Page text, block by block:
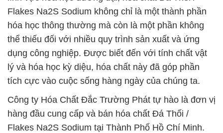
Flakes Na2S Sodium không chỉ là một thành phần
hóa học thông thường mà còn là một phần không
thể thiếu đối với nhiều quy trình sản xuất và ứng
dụng công nghiệp. Được biết đến với tính chất vật
lý và hóa học kỳ diệu, hóa chất này đã góp phần
tích cực vào cuộc sống hàng ngày của chúng ta.
Công ty Hóa Chất Đắc Trường Phát tự hào là đơn vị
hàng đầu cung cấp và bán hóa chất Đá Thối /
Flakes Na2S Sodium tại Thành Phố Hồ Chí Minh.